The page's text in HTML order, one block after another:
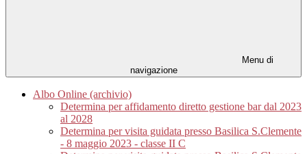
Menu di
navigazione
Albo Online (archivio)
Determina per affidamento diretto gestione bar dal 2023
al 2028
Determina per visita guidata presso Basilica S.Clemente
- 8 maggio 2023 - classe II C